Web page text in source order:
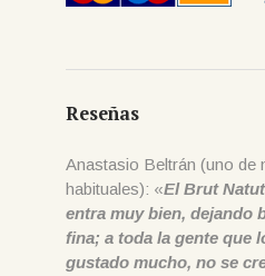
Reseñas
Anastasio Beltrán (uno de
habituales): «El Brut
entra muy bien, dejando
fina; a toda la gente que
gustado mucho, no se